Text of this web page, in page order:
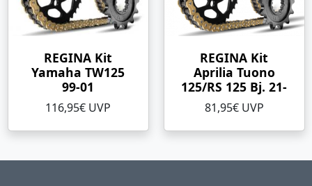
REGINA Kit
Yamaha TW125
99-01
116,95€ UVP
REGINA Kit
Aprilia Tuono
125/RS 125 Bj. 21-
81,95€ UVP